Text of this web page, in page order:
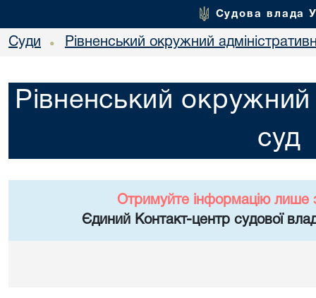
Судова влада
Суди • Рівненський окружний
Рівненський окружний
суд
Отримуйте інформацію лише
Єдиний Контакт-центр судової